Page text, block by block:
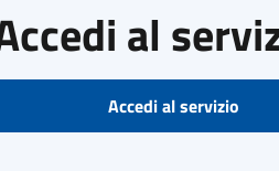
al
Accedi al servizio